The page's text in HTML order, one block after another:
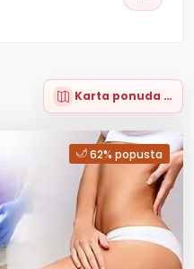
Karta ponuda (2)
62% popusta